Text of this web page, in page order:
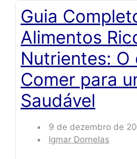
Guia
Alimentos
Nutrientes: O
Comer para
Saudável
9 de dezembro de
Igmar Dornelas